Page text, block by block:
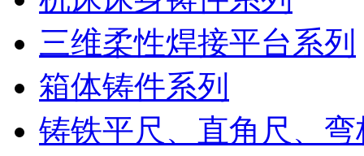
三维柔性焊接平台系列
箱体铸件系列
铸铁平尺、直角尺、